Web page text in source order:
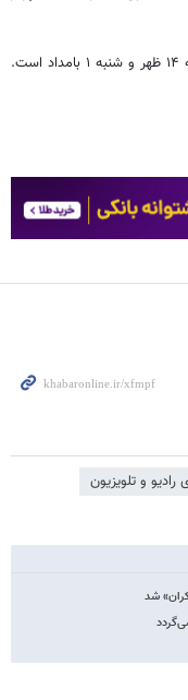
رادیو و تلویزیون
شد